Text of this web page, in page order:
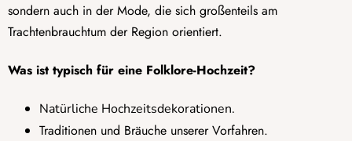
sondern auch in der Mode, die sich großenteils am
Trachtenbrauchtum der Region orientiert.
Was ist typisch für eine Folklore-Hochzeit?
Natürliche Hochzeitsdekorationen.
Traditionen und Bräuche unserer Vorfahren.